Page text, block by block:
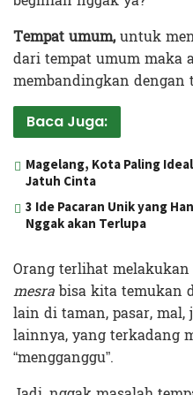
Tempatumum,untuk
dari tempat umum maka
membandingkan dengan
Baca Juga:
Magelang, Kota Paling
Jatuh Cinta
3 Ide Pacaran Unik yang
Nggak akan Terlupa
Orang terlihat melakukan
mesrabisa kita temukan
lain di taman, pasar,
lainnya, yang terkadang
“mengganggu”.